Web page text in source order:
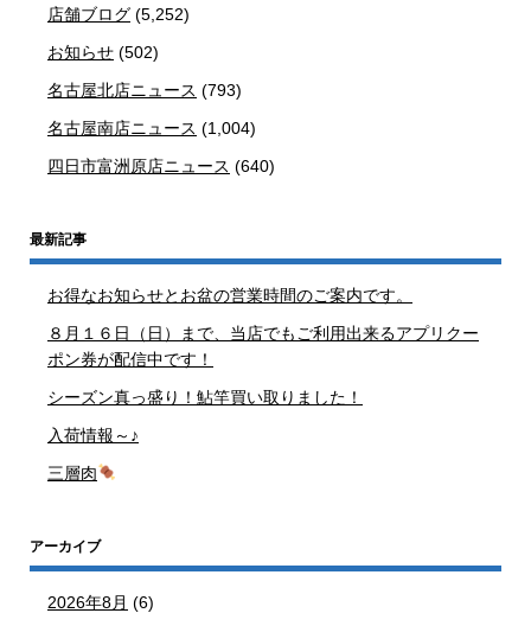
店舗ブログ (5,252)
お知らせ (502)
名古屋北店ニュース (793)
名古屋南店ニュース (1,004)
四日市富洲原店ニュース (640)
最新記事
お得なお知らせとお盆の営業時間のご案内です。
８月１６日（日）まで、当店でもご利用出来るアプリクー
ポン券が配信中です！
シーズン真っ盛り！鮎竿買い取りました！
入荷情報～♪
三層肉
アーカイブ
2026年8月 (6)